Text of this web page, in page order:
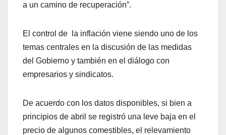
a un camino de recuperación”.
El control de la inflación viene siendo uno de los
temas centrales en la discusión de las medidas
del Gobierno y también en el diálogo con
empresarios y sindicatos.
De acuerdo con los datos disponibles, si bien a
principios de abril se registró una leve baja en el
precio de algunos comestibles, el relevamiento